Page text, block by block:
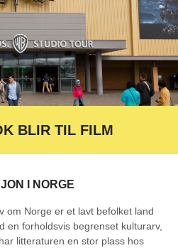
BLIR TIL FILM
I NORGE
om Norge er et lavt befolket land
en forholdsvis begrenset kulturarv,
litteraturen en stor plass hos